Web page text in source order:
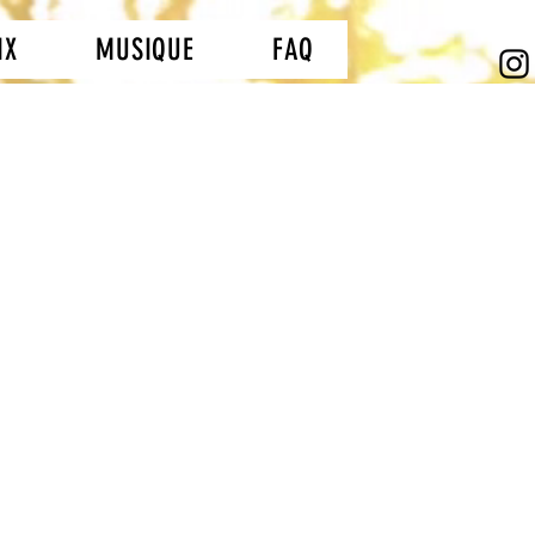
MUSIQUE FAQ